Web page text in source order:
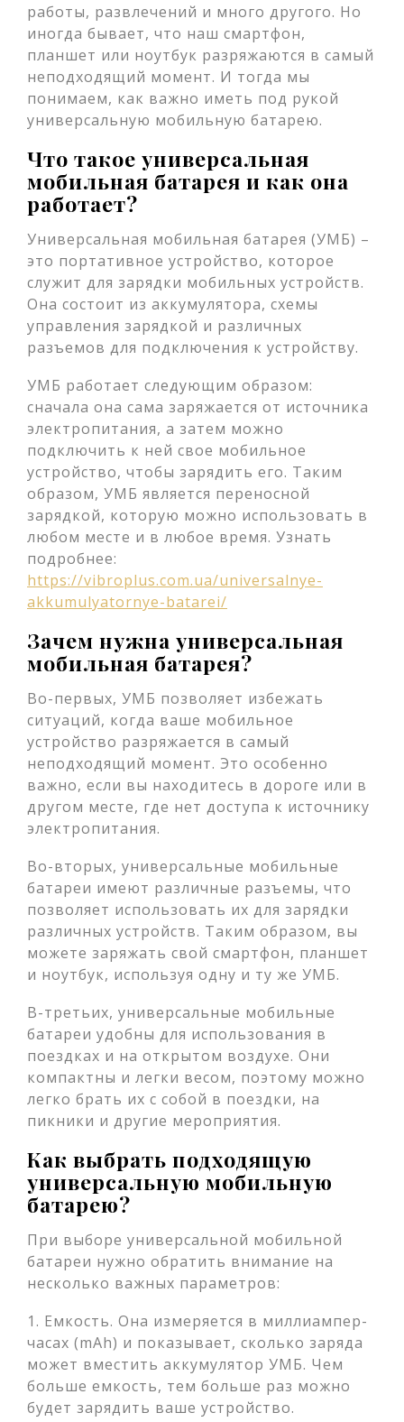
работы, развлечений и много другого. Но
иногда бывает, что наш смартфон,
планшет или ноутбук разряжаются в самый
неподходящий момент. И тогда мы
понимаем, как важно иметь под рукой
универсальную мобильную батарею.
Что такое универсальная
мобильная батарея и как она
работает?
Универсальная мобильная батарея (УМБ) –
это портативное устройство, которое
служит для зарядки мобильных устройств.
Она состоит из аккумулятора, схемы
управления зарядкой и различных
разъемов для подключения к устройству.
УМБ работает следующим образом:
сначала она сама заряжается от источника
электропитания, а затем можно
подключить к ней свое мобильное
устройство, чтобы зарядить его. Таким
образом, УМБ является переносной
зарядкой, которую можно использовать в
любом месте и в любое время. Узнать
подробнее:
https://vibroplus.com.ua/universalnye-
akkumulyatornye-batarei/
Зачем нужна универсальная
мобильная батарея?
Во-первых, УМБ позволяет избежать
ситуаций, когда ваше мобильное
устройство разряжается в самый
неподходящий момент. Это особенно
важно, если вы находитесь в дороге или в
другом месте, где нет доступа к источнику
электропитания.
Во-вторых, универсальные мобильные
батареи имеют различные разъемы, что
позволяет использовать их для зарядки
различных устройств. Таким образом, вы
можете заряжать свой смартфон, планшет
и ноутбук, используя одну и ту же УМБ.
В-третьих, универсальные мобильные
батареи удобны для использования в
поездках и на открытом воздухе. Они
компактны и легки весом, поэтому можно
легко брать их с собой в поездки, на
пикники и другие мероприятия.
Как выбрать подходящую
универсальную мобильную
батарею?
При выборе универсальной мобильной
батареи нужно обратить внимание на
несколько важных параметров:
1. Емкость. Она измеряется в миллиампер-
часах (mAh) и показывает, сколько заряда
может вместить аккумулятор УМБ. Чем
больше емкость, тем больше раз можно
будет зарядить ваше устройство.